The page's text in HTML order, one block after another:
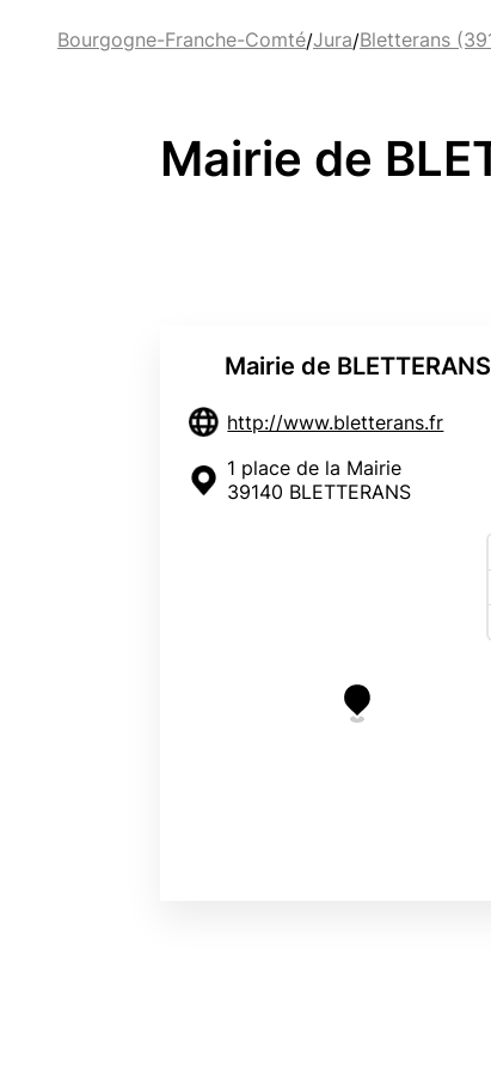
Bourgogne-Franche-Comté/Jura/Bletterans
Mairie de
Mairie de BLETTERANS
http://www.bletterans.fr
1 place de la Mairie
39140 BLETTERANS